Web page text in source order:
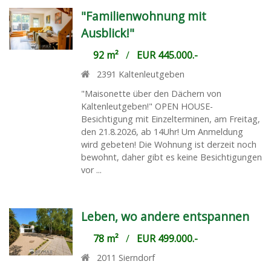
"Familienwohnung mit
Ausblick!"
92 m²/ EUR 445.000.-
2391 Kaltenleutgeben
"Maisonette über den Dächern von
Kaltenleutgeben!" OPEN HOUSE-
Besichtigung mit Einzelterminen, am Freitag,
den 21.8.2026, ab 14Uhr! Um Anmeldung
wird gebeten! Die Wohnung ist derzeit noch
bewohnt, daher gibt es keine Besichtigungen
vor ...
Leben, wo andere entspannen
78 m²/ EUR 499.000.-
2011 Sierndorf